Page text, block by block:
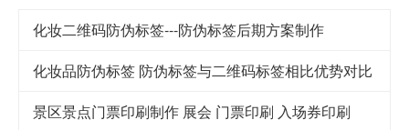
化妆二维码防伪标签---防伪标签后期方案制作
化妆品防伪标签 防伪标签与二维码标签相比优势对比
景区景点门票印刷制作 展会 门票印刷 入场券印刷